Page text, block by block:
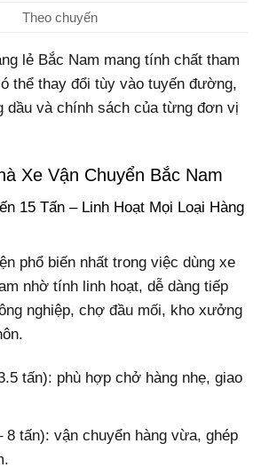
Theo chuyến
lẻ Bắc Nam mang tính chất tham
thể thay đổi tùy vào tuyến đường,
dầu và chính sách của từng đơn vị
Xe Vận Chuyển Bắc Nam
15 Tấn – Linh Hoạt Mọi Loại Hàng
phổ biến nhất trong việc dùng xe
nhờ tính linh hoạt, dễ dàng tiếp
nghiệp, chợ đầu mối, kho xưởng
tấn): phù hợp chở hàng nhẹ, giao
8 tấn): vận chuyển hàng vừa, ghép